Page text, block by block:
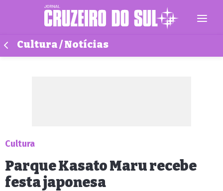
Cultura / Notícias
Cultura
Parque Kasato Maru recebe
festa japonesa